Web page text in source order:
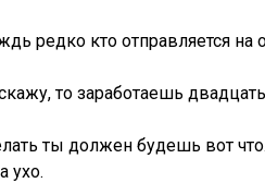
редко кто отправляется на
то заработаешь
ты должен будешь вот
ухо.